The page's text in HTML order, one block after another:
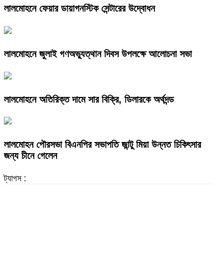
লালমোহনে ফেয়ার ডায়াগনস্টিক সেন্টারের উদ্বোধন
লালমোহনে জুলাই গণঅভ্যুত্থান দিবস উপলক্ষে আলোচনা সভা
লালমোহনে অতিরিক্ত দামে সার বিক্রি, ডিলারকে অর্থদন্ড
লালমোহন পৌরসভা বিএনপির সভাপতি জান্টু মিয়া উন্নত চিকিৎসার
জন্য চীনে গেলেন
ট্যাগস :